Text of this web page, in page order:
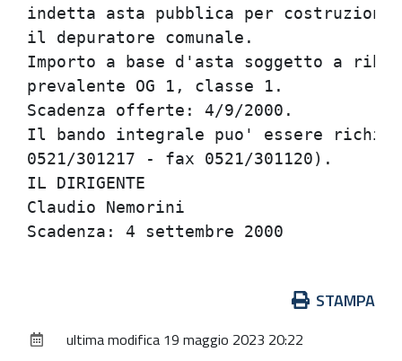
indetta asta pubblica per
il
Importo a base d'asta soggetto
prevalente
Scadenza
Il bando integrale puo'
0521/301217 -
IL
Claudio
documento
STAMPA
ultima modifica 19 maggio 2023 20:22